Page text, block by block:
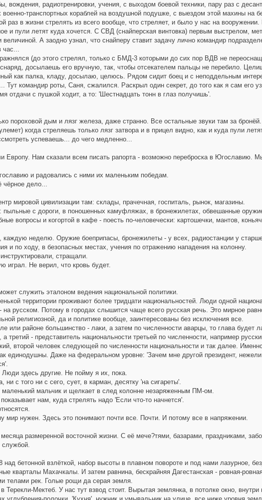
вождения, радиотренировки, учения, с выходом боевой техники, пару раз с
транспортных кораблей на воздушной подушке, с выездом этой махины на
раз в жизни стрелять из всего вообще, что стреляет, и было у нас на
и пули летят куда хочется. С СВД (снайперская винтовка) первым выстрелом,
А заодно узнал, что снайперу ставит задачу лично командир
час...
(до этого стрелял, только с БМД-3 которыми до сих пор ВДВ не
досылаешь его вручную, так, чтобы отсекателем пальцы не перебило.
как палка, кладу, досылаю, целюсь. Рядом сидит боец и с неподдельным
Тут командир роты, Саня, сжалился. Раскрыл один секрет, до того как я сам его
отдачи с пушкой ходит, а то: 'Шестнадцать тонн в глаз получишь'.
пороховой дым и лязг железа, даже странно. Все остальные звуки там за бронёй.
когда стреляешь только лязг затвора и в прицел видно, как и куда пули
успеваешь... до чего медленно...
Европу. Нам сказали всем писать рапорта - возможно переброска в Югославию.
и радовались с ними их маленьким победам.
чёрное дело...
мировой цивилизации там: склады, прачечная, госпиталь, рынок, магазины.
с дороги, в поношенных камуфляжах, в бронежилетах, обвешанные
вопросы и когортой в кафе - поесть по-человечески: картошечки, мантов,
каждую неделю. Оружие боеприпасы, бронежилеты - у всех, радиостанции у
и по ходу, в безопасных местах, учения по отражению нападения на колонну.
стращали.
играл. Не верил, что кровь будет.
служить эталоном ведения национальной политики.
территории проживают более тридцати национальностей. Люди одной
русском. Потому в городах слышится чаще всего русская речь. Это мирное
религиозной, да и политике вообще, заинтересованы без исключения все.
или районе большинство - лаки, а затем по численности аварцы, то глава будет
а третий - представитель национальности третьей по численности, например
второй человек следующей по численности национальности и так далее.
единодушны. Даже на федеральном уровне: 'Зачем мне другой президент,
Люди здесь другие. Не пойму я их, пока.
с того ни с сего, сует, в карман, десятку 'на сигареты'.
маленький мальчик и щелкает в след колонне незаряженным ПМ-ом.
нам, куда стрелять надо 'Если что-то начнется'.
мир нужен. Здесь это понимают почти все. Почти. И потому все в напряжении.
размеренной восточной жизни. С её мече?тями, базарами, праздниками,
службой.
бетонной взлёткой, набор высоты в плавном повороте и под нами лазурное,
кварталы Махачкалы. И затем равнина, бескрайняя Дагестанская - ровная-
телами рек. Голые рощи да серая земля.
Терекли-Мектеб. У нас тут взвод стоит. Вырытая землянка, в потолке окно, внутри